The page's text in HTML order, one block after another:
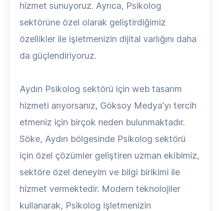
hizmet sunuyoruz. Ayrıca, Psikolog
sektörüne özel olarak geliştirdiğimiz
özellikler ile işletmenizin dijital varlığını daha
da güçlendiriyoruz.
Aydın Psikolog sektörü için web tasarım
hizmeti arıyorsanız, Göksoy Medya'yı tercih
etmeniz için birçok neden bulunmaktadır.
Söke, Aydın bölgesinde Psikolog sektörü
için özel çözümler geliştiren uzman ekibimiz,
sektöre özel deneyim ve bilgi birikimi ile
hizmet vermektedir. Modern teknolojiler
kullanarak, Psikolog işletmenizin